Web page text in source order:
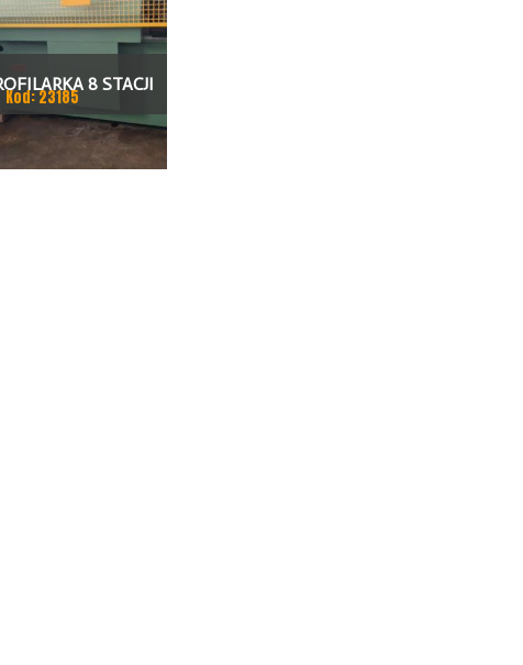
8 STACJI
Kod: 23185